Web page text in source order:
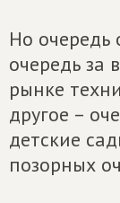
Но очередь
очередь за
рынке
другое –
детские
позорных